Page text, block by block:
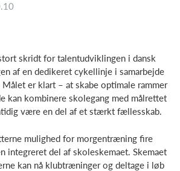
skridt for talentudviklingen i dansk
af en dedikeret cykellinje i samarbejde
Målet er klart – at skabe optimale rammer
kan kombinere skolegang med målrettet
være en del af et stærkt fællesskab.
mulighed for morgentræning fire
integreret del af skoleskemaet. Skemaet
kan nå klubtræninger og deltage i løb